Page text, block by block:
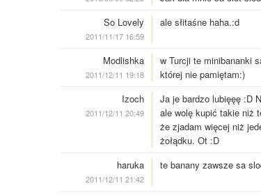
So Lovely
2011/11/17 16:59
ale słitaśne haha.:d
Modlishka
2011/12/11 19:18
w Turcji te minibananki
której nie pamiętam:)
Izoch
2011/12/11 20:49
Ja je bardzo lubięęę :D
ale wolę kupić takie niż
że zjadam więcej niż
żołądku. Ot :D
haruka
2011/12/11 21:42
te banany zawsze sa